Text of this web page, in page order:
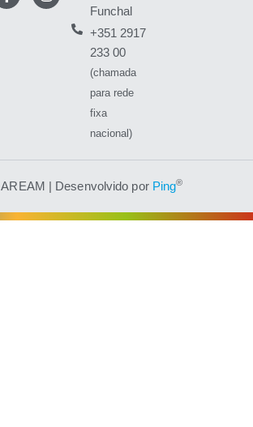
Funchal
+351 2917
233 00
(chamada
para rede
fixa
nacional)
| Desenvolvido por Ping®